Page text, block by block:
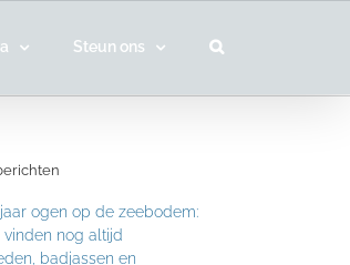
Steun ons
ogen op de zeebodem:
vinden nog altijd
badjassen en